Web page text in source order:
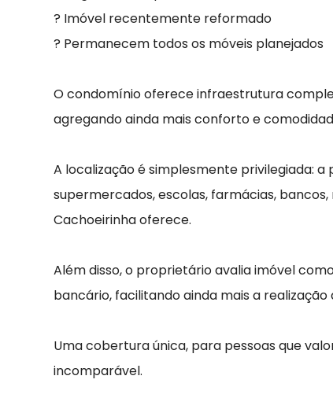
? Imóvel recentemente reformado
? Permanecem todos os móveis planejados
O condomínio oferece infraestrutura
agregando ainda mais conforto e
A localização é simplesmente privilegiada:
supermercados, escolas, farmácias,
Cachoeirinha oferece.
Além disso, o proprietário avalia imóvel
bancário, facilitando ainda mais a realização
Uma cobertura única, para pessoas que
incomparável.